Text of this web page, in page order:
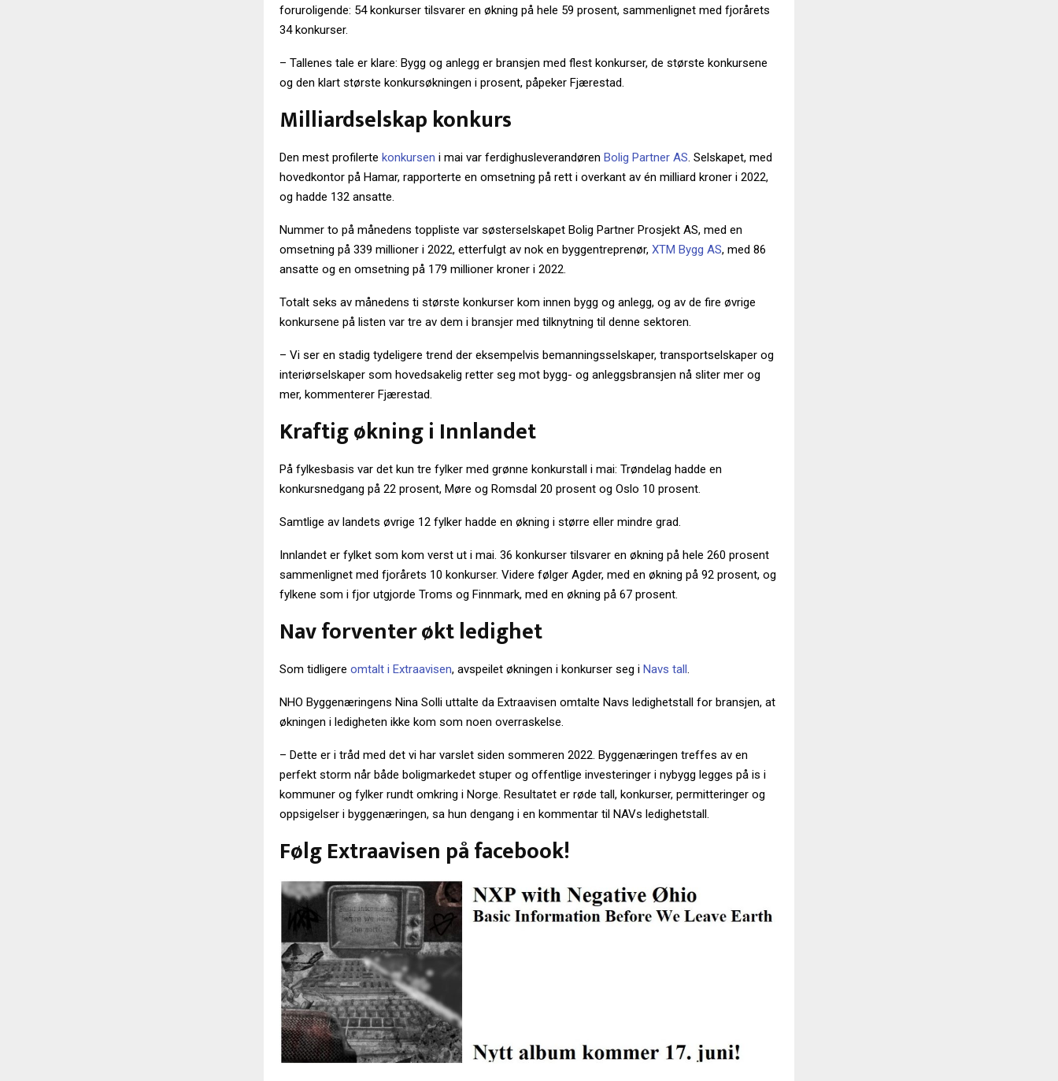
foruroligende: 54 konkurser tilsvarer en økning på hele 59 prosent, sammenlignet med fjorårets
34 konkurser.
– Tallenes tale er klare: Bygg og anlegg er bransjen med flest konkurser, de største konkursene
og den klart største konkursøkningen i prosent, påpeker Fjærestad.
Milliardselskap konkurs
Den mest profilerte konkursen i mai var ferdighusleverandøren Bolig Partner AS. Selskapet, med
hovedkontor på Hamar, rapporterte en omsetning på rett i overkant av én milliard kroner i 2022,
og hadde 132 ansatte.
Nummer to på månedens toppliste var søsterselskapet Bolig Partner Prosjekt AS, med en
omsetning på 339 millioner i 2022, etterfulgt av nok en byggentreprenør, XTM Bygg AS, med 86
ansatte og en omsetning på 179 millioner kroner i 2022.
Totalt seks av månedens ti største konkurser kom innen bygg og anlegg, og av de fire øvrige
konkursene på listen var tre av dem i bransjer med tilknytning til denne sektoren.
– Vi ser en stadig tydeligere trend der eksempelvis bemanningsselskaper, transportselskaper og
interiørselskaper som hovedsakelig retter seg mot bygg- og anleggsbransjen nå sliter mer og
mer, kommenterer Fjærestad.
Kraftig økning i Innlandet
På fylkesbasis var det kun tre fylker med grønne konkurstall i mai: Trøndelag hadde en
konkursnedgang på 22 prosent, Møre og Romsdal 20 prosent og Oslo 10 prosent.
Samtlige av landets øvrige 12 fylker hadde en økning i større eller mindre grad.
Innlandet er fylket som kom verst ut i mai. 36 konkurser tilsvarer en økning på hele 260 prosent
sammenlignet med fjorårets 10 konkurser. Videre følger Agder, med en økning på 92 prosent, og
fylkene som i fjor utgjorde Troms og Finnmark, med en økning på 67 prosent.
Nav forventer økt ledighet
Som tidligere omtalt i Extraavisen, avspeilet økningen i konkurser seg i Navs tall.
NHO Byggenæringens Nina Solli uttalte da Extraavisen omtalte Navs ledighetstall for bransjen, at
økningen i ledigheten ikke kom som noen overraskelse.
– Dette er i tråd med det vi har varslet siden sommeren 2022. Byggenæringen treffes av en
perfekt storm når både boligmarkedet stuper og offentlige investeringer i nybygg legges på is i
kommuner og fylker rundt omkring i Norge. Resultatet er røde tall, konkurser, permitteringer og
oppsigelser i byggenæringen, sa hun dengang i en kommentar til NAVs ledighetstall.
Følg Extraavisen på facebook!